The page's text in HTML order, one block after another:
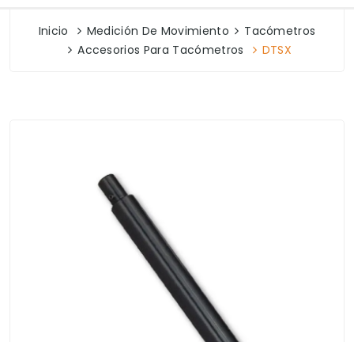
Inicio Medición De Movimiento
Tacómetros
Accesorios Para Tacómetros
DTSX